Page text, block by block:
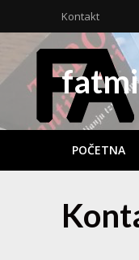
Kontakt
POČETNA